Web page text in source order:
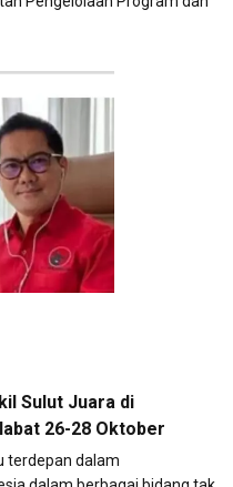
Sulut Juara di
26-28 Oktober
terdepan dalam